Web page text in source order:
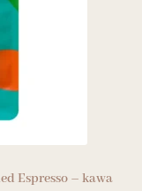
Espresso – kawa